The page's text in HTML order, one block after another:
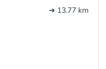
➔ 13.77 km